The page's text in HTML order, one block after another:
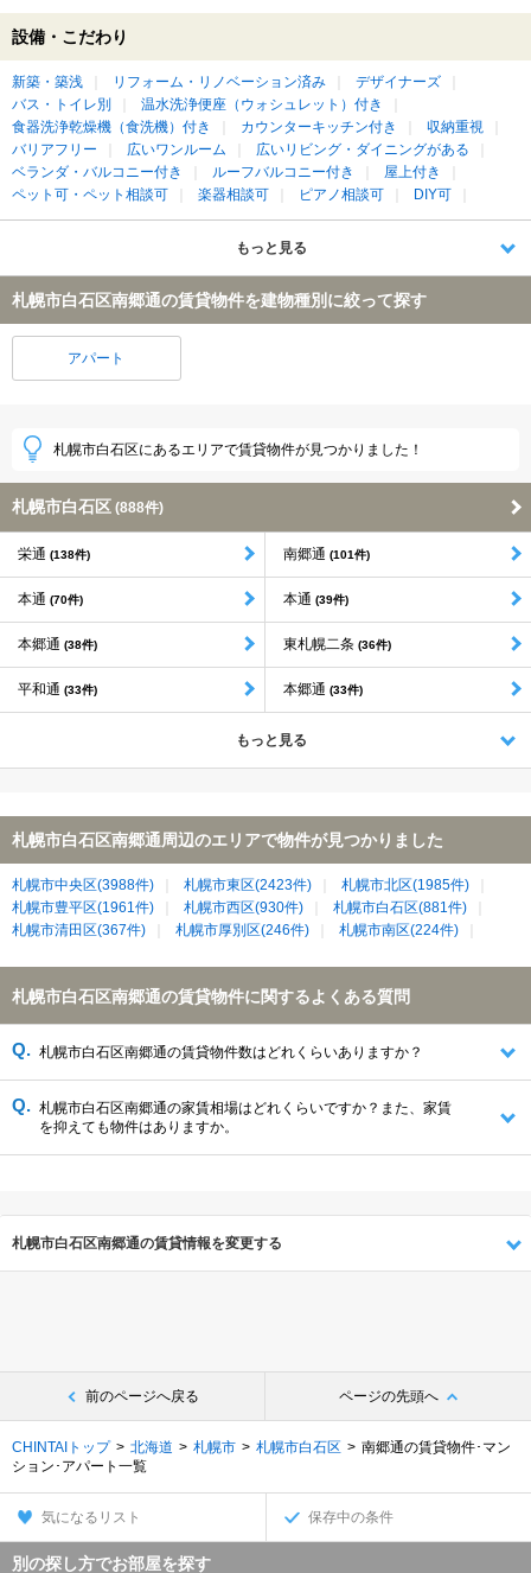
設備・こだわり
新築・築浅 リフォーム・リノベーション済み
デザイナーズ
バス・トイレ別
温水洗浄便座（ウォシュレット）付き
食器洗浄乾燥機（食洗機）付き
カウンターキッチン付き
収納重視
バリアフリー
広いワンルーム
広いリビング・ダイニングがある
ベランダ・バルコニー付き
ルーフバルコニー付き
屋上付き
ペット可・ペット相談可
楽器相談可 ピアノ相談可 DIY可
もっと見る
札幌市白石区南郷通の賃貸物件を建物種別に絞って探す
アパート
札幌市白石区にあるエリアで賃貸物件が見つかりました！
札幌市白石区 (888件)
栄通 (138件) 南郷通 (101件)
本通 (70件) 本通 (39件)
本郷通 (38件) 東札幌二条 (36件)
平和通 (33件) 本郷通 (33件)
もっと見る
札幌市白石区南郷通周辺のエリアで物件が見つかりました
札幌市中央区(3988件) 札幌市東区(2423件)
札幌市北区(1985件)
札幌市豊平区(1961件)
札幌市西区(930件)
札幌市白石区(881件)
札幌市清田区(367件)
札幌市厚別区(246件) 札幌市南区(224件)
札幌市白石区南郷通の賃貸物件に関するよくある質問
札幌市白石区南郷通の賃貸物件数はどれくらいありますか？
札幌市白石区南郷通の家賃相場はどれくらいですか？また、家賃
を抑えても物件はありますか。
札幌市白石区南郷通の賃貸情報を変更する
前のページへ戻る ページの先頭へ
CHINTAIトップ 北海道 札幌市 札幌市白石区
南郷通の賃貸物件･マン
ション･アパート一覧
気になるリスト 保存中の条件
別の探し方でお部屋を探す